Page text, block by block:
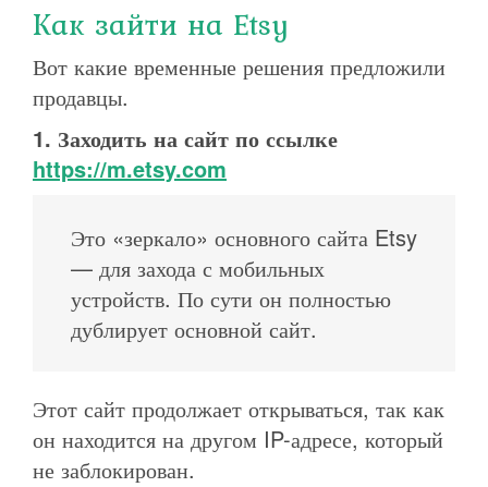
Как зайти на Etsy
Вот какие временные решения предложили
продавцы.
1. Заходить на сайт по ссылке
https://m.etsy.com
Это «зеркало» основного сайта Etsy
— для захода с мобильных
устройств. По сути он полностью
дублирует основной сайт.
Этот сайт продолжает открываться, так как
он находится на другом IP-адресе, который
не заблокирован.